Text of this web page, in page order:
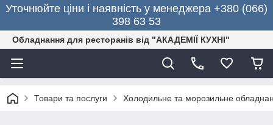
Уточнюйте ціни і наявність у менеджера +380 (066)
398 63 53
Обладнання для ресторанів від "АКАДЕМІЇ КУХНІ"
Товари та послуги Холодильне та морозильне